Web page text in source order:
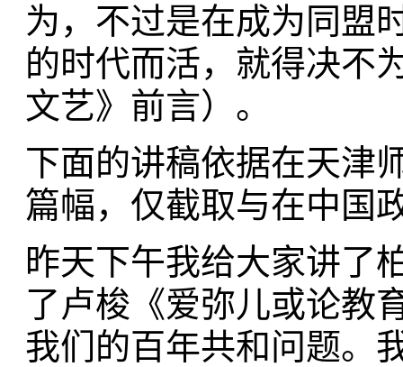
为，不过是在成为同盟
的时代而活，就得决不
文艺》前言）。
下面的讲稿依据在天津
篇幅，仅截取与在中国
昨天下午我给大家讲了
了卢梭《爱弥儿或论教
我们的百年共和问题。